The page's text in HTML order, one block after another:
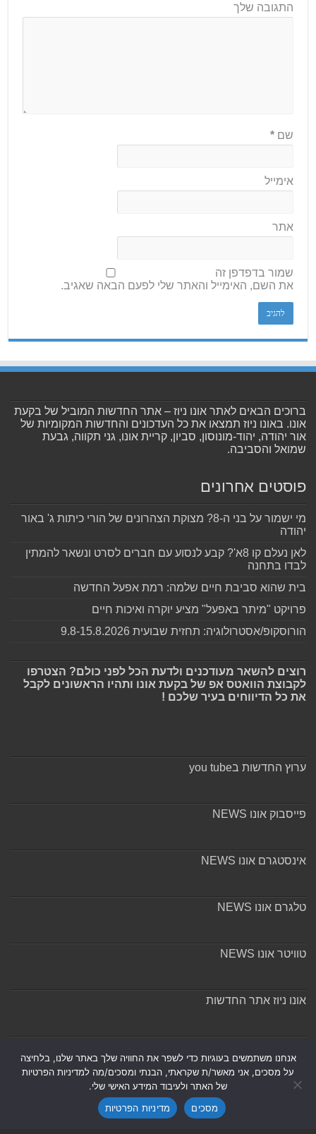
התגובה שלך
שם*
אימייל
אתר
שמור בדפדפן זה
את השם, האימייל והאתר שלי לפעם הבאה שאגיב.
ברוכים הבאים לאתר אונו ניוז – אתר החדשות המוביל של בקעת
אונו. באונו ניוז תמצאו את כל העדכונים והחדשות המקומיות של
אור יהודה, יהוד-מונוסון, סביון, קריית אונו, גני תקווה, גבעת
שמואל והסביבה.
פוסטים אחרונים
מי ישמור על בני ה-8? מצוקת הצהרונים של הורי כיתות ג' באור
יהודה
לאן נעלם קו 8א'? קבע לנסוע עם חברים לסרט ונשאר להמתין
לבדו בתחנה
בית שהוא סביבת חיים שלמה: רמת אפעל החדשה
פרויקט "מיתר באפעל" מציע יוקרה ואיכות חיים
הורוסקופ/אסטרולוגיה: תחזית שבועית 9.8-15.8.2026
רוצים להשאר מעודכנים ולדעת הכל לפני כולם? הצטרפו
לקבוצת הוואטס אפ של בקעת אונו ותהיו הראשונים לקבל
את כל הדיווחים בעיר שלכם !
ערוץ החדשות בyou tube
פייסבוק אונו NEWS
אינסטגרם אונו NEWS
טלגרם אונו NEWS
טוויטר אונו NEWS
אונו ניוז אתר החדשות
אנחנו משתמשים בעוגיות כדי לשפר את החוויה שלך באתר שלנו, בלחיצה
על מסכים, אני מאשר/ת שקראתי, הבנתי ומסכים/מה למדיניות הפרטיות
של האתר ולעיבוד המידע האישי שלי.
מסכים
מדיניות הפרטיות